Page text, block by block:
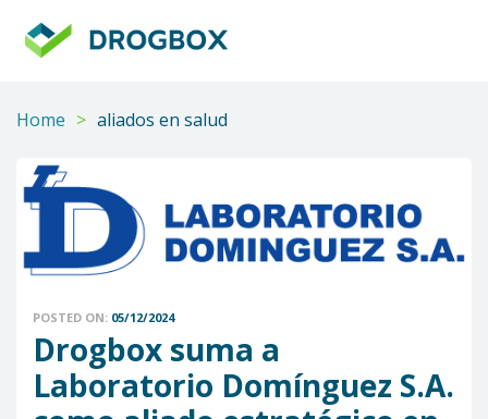
Home > aliados en salud
POSTED ON: 05/12/2024
Drogbox suma a
Laboratorio Domínguez S.A.